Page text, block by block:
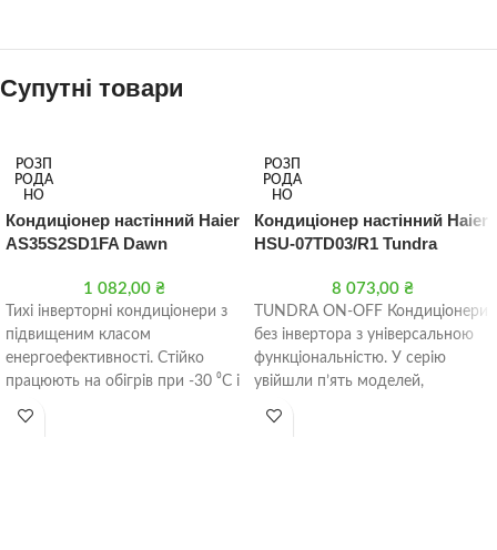
Супутні товари
РОЗП
РОДА
НО
Кондиціонер настінний Haier
AS35S2SD1FA Dawn
1 082,00 ₴
Тихі інверторні кондиціонери з
підвищеним класом
енергоефективності. Стійко
працюють на обігрів при -30 ⁰C і
РОЗП
РОДА
НО
Кондиціонер настінний Haier
HSU-07TD03/R1 Tundra
8 073,00 ₴
TUNDRA ON-OFF Кондиціонери
без інвертора з універсальною
функціональністю. У серію
увійшли п’ять моделей,